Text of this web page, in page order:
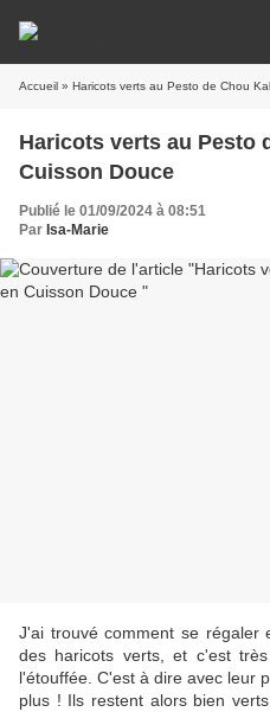
Accueil » Haricots verts au Pesto de Chou
Haricots verts au Pesto
Cuisson Douce
Publié le 01/09/2024 à 08:51
Par Isa-Marie
J'ai trouvé comment se régaler
des haricots verts, et c'est
l'étouffée. C'est à dire avec leur
plus ! Ils restent alors bien